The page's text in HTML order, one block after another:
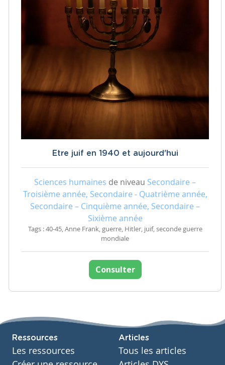
Etre juif en 1940 et aujourd'hui
Sciences humaines de niveau Secondaire –
Troisième année, Secondaire - Quatrième année,
Secondaire – Cinquième année, Secondaire –
Sixième année
Tags : 40-45, Anne Frank, guerre, Hitler, juif, seconde guerre
mondiale
Consulter
Ressources
Les ressources
Articles
Tous les articles